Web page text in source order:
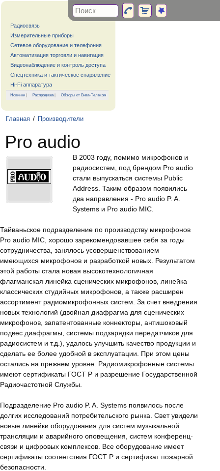
Радиосвязь
Измерительные приборы
Сетевое оборудование и телефония
Автоматизация торговли и навигация
Видеонаблюдение и контроль доступа
Спецтехника и тактическое снаряжение
Hi-Fi аппаратура
Новинки | Распродажа| Обзоры от Вива-Телеком
Главная / Производители
Pro audio
В 2003 году, помимо микрофонов и
радиосистем, под брендом Pro audio
стали выпускаться системы Public
Address. Таким образом появились
два направления - Pro audio P. A.
Systems и Pro audio MIC.
Тайваньское подразделение по производству микрофонов
Pro audio MIC, хорошо зарекомендовавшее себя за годы
сотрудничества, занялось усовершенствованием
имеющихся микрофонов и разработкой новых. Результатом
этой работы стала новая высокотехнологичная
флагманская линейка сценических микрофонов, линейка
классических студийных микрофонов, а также расширен
ассортимент радиомикрофонных систем. За счет внедрения
новых технологий (двойная диафрагма для сценических
микрофонов, запатентованные коннекторы, антишоковый
подвес диафрагмы, системы подзарядки передатчиков для
радиосистем и т.д.), удалось улучшить качество продукции и
сделать ее более удобной в эксплуатации. При этом цены
остались на прежнем уровне. Радиомикрофонные системы
имеют сертификаты ГОСТ Р и разрешение Государственной
Радиочастотной Службы.
Подразделение Pro audio P. A. Systems появилось после
долгих исследований потребительского рынка. Свет увидели
новые линейки оборудования для систем музыкальной
трансляции и аварийного оповещения, систем конференц-
связи и цифровых комплексов. Все оборудование имеет
сертификаты соответствия ГОСТ Р и сертификат пожарной
безопасности.